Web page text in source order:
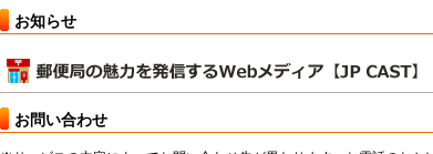
お知らせ
お問い合わせ